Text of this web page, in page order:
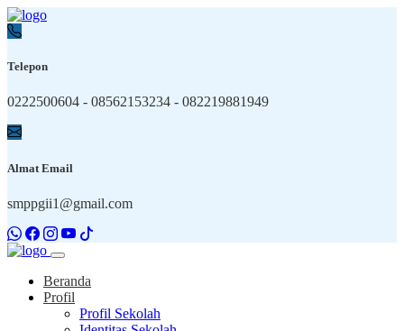
Telepon
0222500604 - 08562153234 - 082219881949
Almat Email
smppgii1@gmail.com
Beranda
Profil
Profil Sekolah